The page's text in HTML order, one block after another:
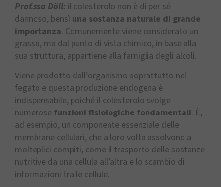
Prof.ssa Döll: il colesterolo non è di per sé
dannoso, bensì una sostanza naturale di grande
importanza. Comunemente viene considerato un
grasso, ma dal punto di vista chimico, in base alla
sua struttura, appartiene alla famiglia degli alcoli.
Viene prodotto dall’organismo soprattutto nel
fegato e questa produzione endogena è
indispensabile, poiché il colesterolo svolge
numerose funzioni fisiologiche fondamentali. È,
ad esempio, un componente essenziale delle
membrane cellulari, che a loro volta assolvono a
molteplici compiti, come il trasporto delle sostanze
nutritive da una cellula all’altra e lo scambio di
informazioni tra le cellule.